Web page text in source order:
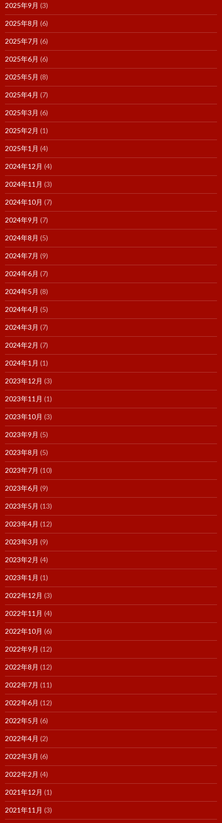
2025年9月 (3)
2025年8月 (6)
2025年7月 (6)
2025年6月 (6)
2025年5月 (8)
2025年4月 (7)
2025年3月 (6)
2025年2月 (1)
2025年1月 (4)
2024年12月 (4)
2024年11月 (3)
2024年10月 (7)
2024年9月 (7)
2024年8月 (5)
2024年7月 (9)
2024年6月 (7)
2024年5月 (8)
2024年4月 (5)
2024年3月 (7)
2024年2月 (7)
2024年1月 (1)
2023年12月 (3)
2023年11月 (1)
2023年10月 (3)
2023年9月 (5)
2023年8月 (5)
2023年7月 (10)
2023年6月 (9)
2023年5月 (13)
2023年4月 (12)
2023年3月 (9)
2023年2月 (4)
2023年1月 (1)
2022年12月 (3)
2022年11月 (4)
2022年10月 (6)
2022年9月 (12)
2022年8月 (12)
2022年7月 (11)
2022年6月 (12)
2022年5月 (6)
2022年4月 (2)
2022年3月 (6)
2022年2月 (4)
2021年12月 (1)
2021年11月 (3)